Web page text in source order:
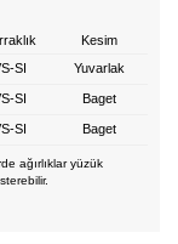
Kesim
SI Yuvarlak
SI Baget
SI Baget
ağırlıklar yüzük